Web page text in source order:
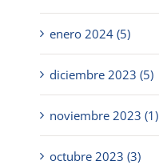
enero 2024 (5)
diciembre 2023 (5)
noviembre 2023 (1)
octubre 2023 (3)